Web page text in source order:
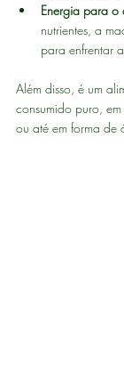
Energia para
nutrientes, a
para enfrentar
Além disso, é um
consumido puro,
ou até em forma de